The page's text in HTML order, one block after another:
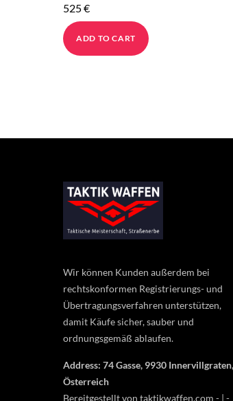
525€
ADD TO CART
Wir können Kunden außerdem bei
rechtskonformen Registrierungs- und
Übertragungsverfahren unterstützen,
damit Käufe sicher, sauber und
ordnungsgemäß ablaufen.
Address: 74 Gasse, 9930 Innervillgraten,
Österreich
Bereitgestellt von taktikwaffen.com - | -